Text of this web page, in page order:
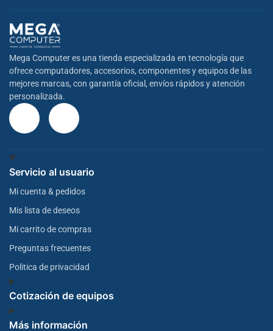
Mega Computer es una tienda especializada en tecnología que
ofrece computadores, accesorios, componentes y equipos de las
mejores marcas, con garantía oficial, envíos rápidos y atención
personalizada.
Servicio al usuario
Mi cuenta & pedidos
Mis lista de deseos
Mi carrito de compras
Preguntas frecuentes
Politica de privacidad
Cotización de equipos
Más información